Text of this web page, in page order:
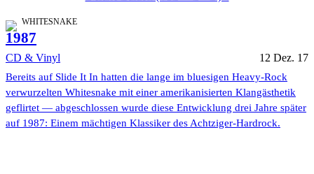
WHITESNAKE
1987
CD & Vinyl 12 Dez. 17
Bereits auf Slide It In hatten die lange im bluesigen Heavy-Rock
verwurzelten Whitesnake mit einer amerikanisierten Klangästhetik
geflirtet — abgeschlossen wurde diese Entwicklung drei Jahre später
auf 1987: Einem mächtigen Klassiker des Achtziger-Hardrock.